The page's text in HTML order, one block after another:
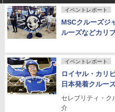
イベントレポート
MSCクルーズジ
ルーズなどカリ
イベントレポート
ロイヤル・カリ
日本発着クルー
セレブリティ・ク
介